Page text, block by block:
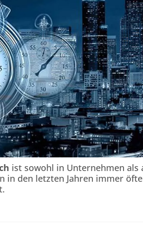
ist sowohl in Unternehmen als
in den letzten Jahren immer